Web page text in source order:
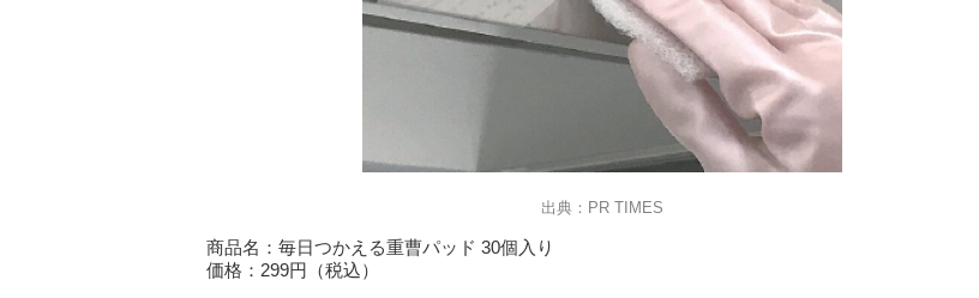
出典：PR TIMES
商品名：毎日つかえる重曹パッド 30個入り
価格：299円（税込）